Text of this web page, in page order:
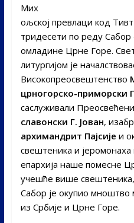
Мих
ољској превлаци код
тридесети по реду Сабор
омладине Црне Горе.
литургијом је
Високопреосвештенство
црногорско-приморски
саслуживали Преосвећени
славонски Г. Јован,
архимандрит Пајсије и
свештеника и
епархија наше помесне
учешће више
Сабор је окупио
из Србије и Црне Горе.